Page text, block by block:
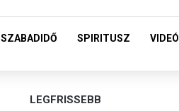
SZABADIDŐ SPIRITUSZ VIDEÓ
LEGFRISSEBB